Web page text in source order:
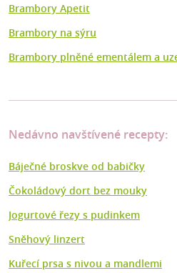
Brambory Apetit
Brambory na sýru
Brambory plněné ementálem a
Nedávno navštívené recepty:
Báječné broskve od babičky
Čokoládový dort bez mouky
Jogurtové řezy s pudinkem
Sněhový linzert
Kuřecí prsa s nivou a mandlemi